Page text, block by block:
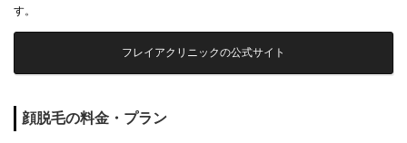
す。
フレイアクリニックの公式サイト
顔脱毛の料金・プラン